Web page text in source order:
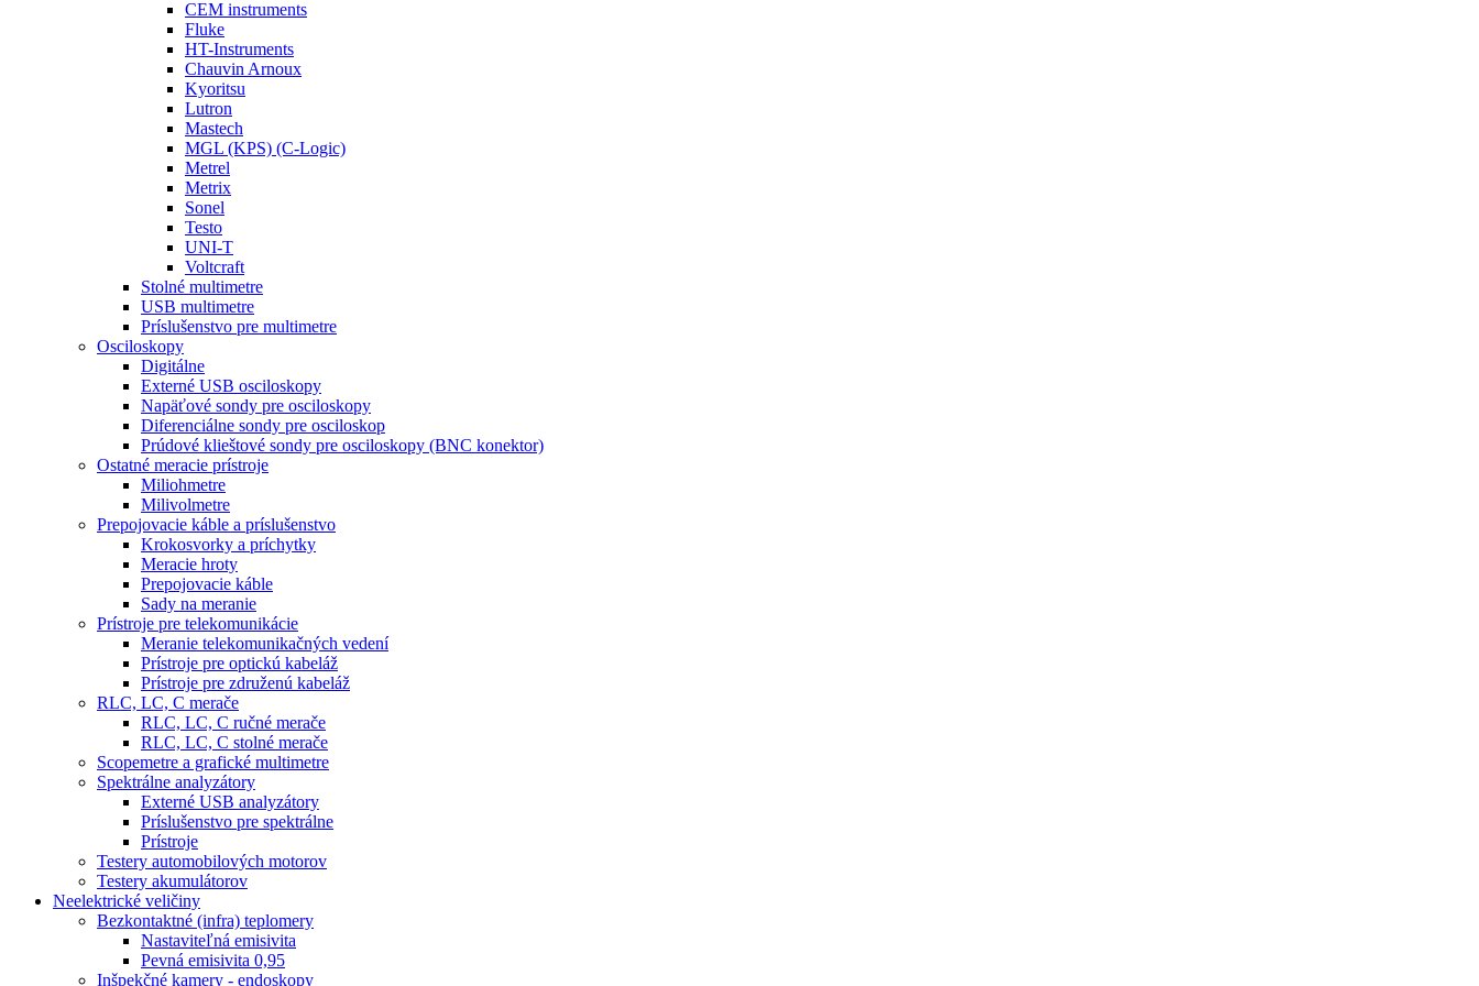
CEM instruments
Fluke
HT-Instruments
Chauvin Arnoux
Kyoritsu
Lutron
Mastech
MGL (KPS) (C-Logic)
Metrel
Metrix
Sonel
Testo
UNI-T
Voltcraft
Stolné multimetre
USB multimetre
Príslušenstvo pre multimetre
Osciloskopy
Digitálne
Externé USB osciloskopy
Napäťové sondy pre osciloskopy
Diferenciálne sondy pre osciloskop
Prúdové klieštové sondy pre osciloskopy (BNC konektor)
Ostatné meracie prístroje
Miliohmetre
Milivolmetre
Prepojovacie káble a príslušenstvo
Krokosvorky a príchytky
Meracie hroty
Prepojovacie káble
Sady na meranie
Prístroje pre telekomunikácie
Meranie telekomunikačných vedení
Prístroje pre optickú kabeláž
Prístroje pre združenú kabeláž
RLC, LC, C merače
RLC, LC, C ručné merače
RLC, LC, C stolné merače
Scopemetre a grafické multimetre
Spektrálne analyzátory
Externé USB analyzátory
Príslušenstvo pre spektrálne
Prístroje
Testery automobilových motorov
Testery akumulátorov
Neelektrické veličiny
Bezkontaktné (infra) teplomery
Nastaviteľná emisivita
Pevná emisivita 0,95
Inšpekčné kamery - endoskopy